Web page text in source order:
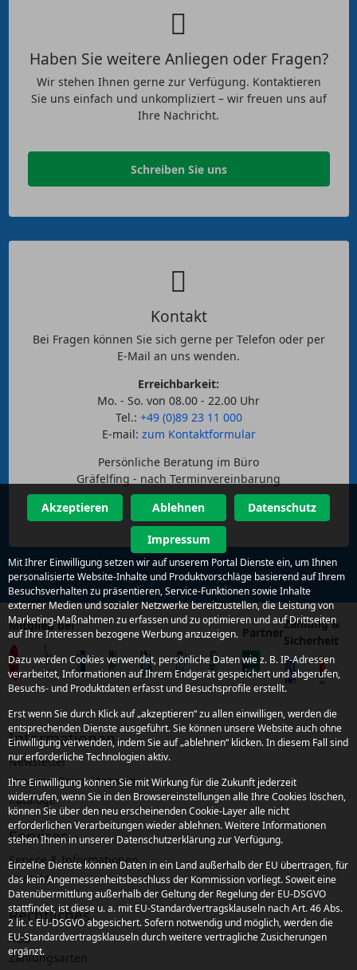
Haben Sie weitere Anliegen oder Fragen?
Wir stehen Ihnen gerne zur Verfügung. Kontaktieren
Sie uns einfach und unkompliziert – wir freuen uns auf
Ihre Nachricht.
Schreiben Sie uns
Kontakt
Bei Fragen können Sie sich gerne per Telefon oder per
E-Mail an uns wenden.
Erreichbarkeit:
Mo. - So. von 08.00 - 22.00 Uhr
Tel.: +49 (0)89 23 11 000
E-mail: zum Kontaktformular
Persönliche Beratung im Büro
Gräfelfing - nach Terminvereinbarung
Mitglied bei Partner
Zahlung &
Sicherheit
Informationen
Newsletter
Kroatien Reise-Magazin
Kataloge
Services
Service & Informationen
Kontakt
Rechtliches
AGB
Zahlungsarten
Akzeptieren Ablehnen Datenschutz
Impressum
Mit Ihrer Einwilligung setzen wir auf unserem Portal Dienste ein, um Ihnen
personalisierte Website-Inhalte und Produktvorschläge basierend auf Ihrem
Besuchsverhalten zu präsentieren, Service-Funktionen sowie Inhalte
externer Medien und sozialer Netzwerke bereitzustellen, die Leistung von
Marketing-Maßnahmen zu erfassen und zu optimieren und auf Drittseiten
auf Ihre Interessen bezogene Werbung anzuzeigen.
Dazu werden Cookies verwendet, persönliche Daten wie z. B. IP-Adressen
verarbeitet, Informationen auf Ihrem Endgerät gespeichert und abgerufen,
Besuchs- und Produktdaten erfasst und Besuchsprofile erstellt.
Erst wenn Sie durch Klick auf „akzeptieren“ zu allen einwilligen, werden die
entsprechenden Dienste ausgeführt. Sie können unsere Website auch ohne
Einwilligung verwenden, indem Sie auf „ablehnen“ klicken. In diesem Fall sind
nur erforderliche Technologien aktiv.
Ihre Einwilligung können Sie mit Wirkung für die Zukunft jederzeit
widerrufen, wenn Sie in den Browsereinstellungen alle Ihre Cookies löschen,
können Sie über den neu erscheinenden Cookie-Layer alle nicht
erforderlichen Verarbeitungen wieder ablehnen. Weitere Informationen
stehen Ihnen in unserer Datenschutzerklärung zur Verfügung.
Einzelne Dienste können Daten in ein Land außerhalb der EU übertragen, für
das kein Angemessenheitsbeschluss der Kommission vorliegt. Soweit eine
Datenübermittlung außerhalb der Geltung der Regelung der EU-DSGVO
stattfindet, ist diese u. a. mit EU-Standardvertragsklauseln nach Art. 46 Abs.
2 lit. c EU-DSGVO abgesichert. Sofern notwendig und möglich, werden die
EU-Standardvertragsklauseln durch weitere vertragliche Zusicherungen
ergänzt.